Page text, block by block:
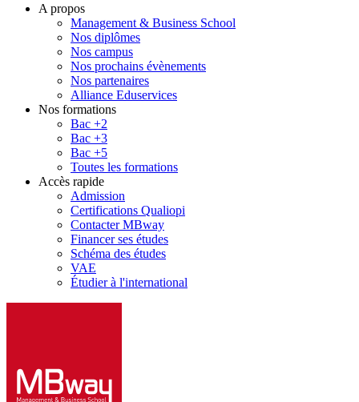
A propos
Management & Business School
Nos diplômes
Nos campus
Nos prochains évènements
Nos partenaires
Alliance Eduservices
Nos formations
Bac +2
Bac +3
Bac +5
Toutes les formations
Accès rapide
Admission
Certifications Qualiopi
Contacter MBway
Financer ses études
Schéma des études
VAE
Étudier à l'international